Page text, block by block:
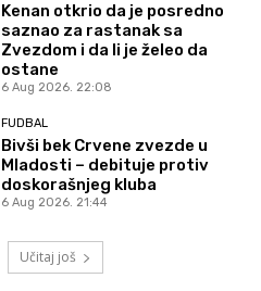
Kenan otkrio da je posredno
saznao za rastanak sa
Zvezdom i da li je želeo da
ostane
6 Aug 2026. 22:08
FUDBAL
Bivši bek Crvene zvezde u
Mladosti – debituje protiv
doskorašnjeg kluba
6 Aug 2026. 21:44
Učitaj još